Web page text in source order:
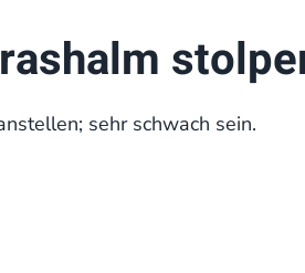
sehr schwach sein.